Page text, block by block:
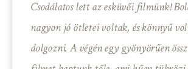
Csodálatos lett az esküvői filmünk!
nagyon jó ötletei voltak, és könnyű
dolgozni. A végén egy gyönyörűen